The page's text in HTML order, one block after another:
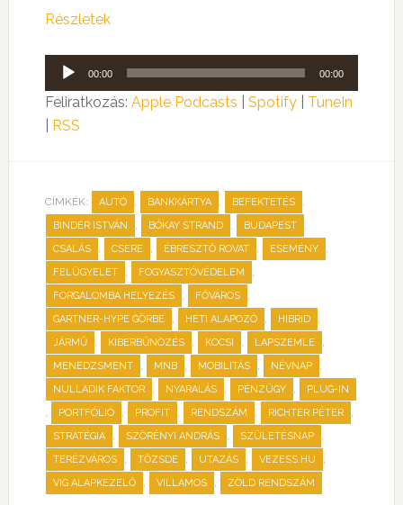
Részletek
Audió
lejátszó
00:00 00:00
Feliratkozás: Apple Podcasts Spotify| TuneIn
RSS
CÍMKÉK: AUTÓ , BANKKÁRTYA , BEFEKTETÉS ,
BINDER ISTVÁN , BÓKAY STRAND , BUDAPEST ,
CSALÁS , CSERE , ÉBRESZTŐ ROVAT , ESEMÉNY ,
FELÜGYELET , FOGYASZTÓVÉDELEM ,
FORGALOMBA HELYEZÉS , FŐVÁROS ,
GARTNER-HYPE GÖRBE , HETI ALAPOZÓ , HIBRID ,
JÁRMŰ , KIBERBŰNÖZÉS , KOCSI , LAPSZEMLE ,
MENEDZSMENT , MNB , MOBILITÁS , NÉVNAP ,
NULLADIK FAKTOR , NYARALÁS , PÉNZÜGY , PLUG-IN
, PORTFÓLIÓ , PROFIT , RENDSZÁM , RICHTER PÉTER ,
STRATÉGIA , SZÖRÉNYI ANDRÁS , SZÜLETÉSNAP ,
TERÉZVÁROS , TŐZSDE , UTAZÁS , VEZESS.HU ,
VIG ALAPKEZELŐ , VILLAMOS , ZÖLD RENDSZÁM